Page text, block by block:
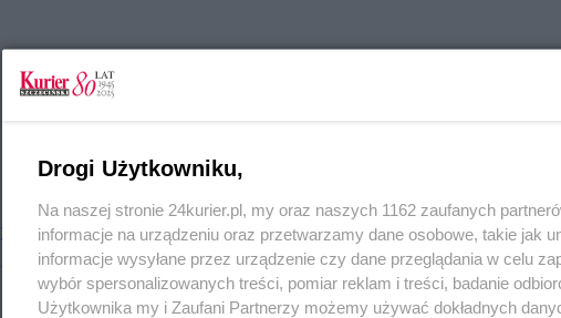
Zarejestruj się
Drogi Użytkowniku,
Na naszej stronie 24kurier.pl, my oraz naszych 1162 zaufanych
informacje na urządzeniu oraz przetwarzamy dane osobowe, takie jak
informacje wysyłane przez urządzenie czy dane przeglądania w celu
wybór spersonalizowanych treści, pomiar reklam i treści, badanie
Użytkownika my i Zaufani Partnerzy możemy używać dokładnych